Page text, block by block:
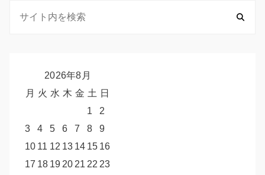
2026年8月
月 火 水 木 金 土 日
1
2
3
4 5 6 7 8
9
10 11 12 13 14 15 16
17 18 19202122 23